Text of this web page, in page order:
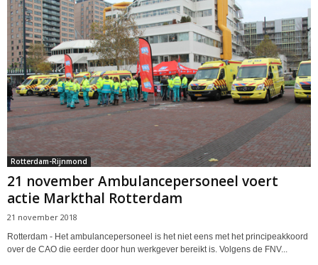
Rotterdam-Rijnmond
21 november Ambulancepersoneel voert
actie Markthal Rotterdam
21 november 2018
Rotterdam - Het ambulancepersoneel is het niet eens met het principeakkoord
over de CAO die eerder door hun werkgever bereikt is. Volgens de FNV...